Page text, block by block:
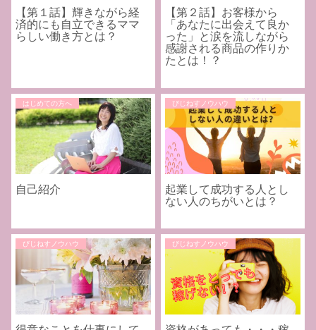
【第１話】輝きながら経
済的にも自立できるママ
らしい働き方とは？
【第２話】お客様から
「あなたに出会えて良か
った」と涙を流しながら
感謝される商品の作りか
たとは！？
はじめての方へ
自己紹介
びじねすノウハウ
起業して成功する人とし
ない人のちがいとは？
びじねすノウハウ びじねすノウハウ